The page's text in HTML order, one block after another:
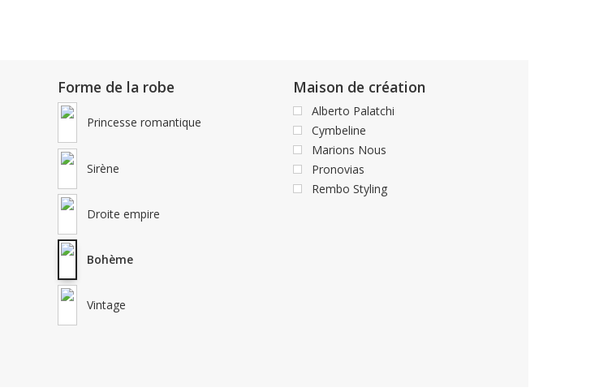
Forme de la robe
Princesse romantique
Sirène
Droite empire
Bohème
Vintage
Maison de création
Alberto Palatchi
Cymbeline
Marions Nous
Pronovias
Rembo Styling